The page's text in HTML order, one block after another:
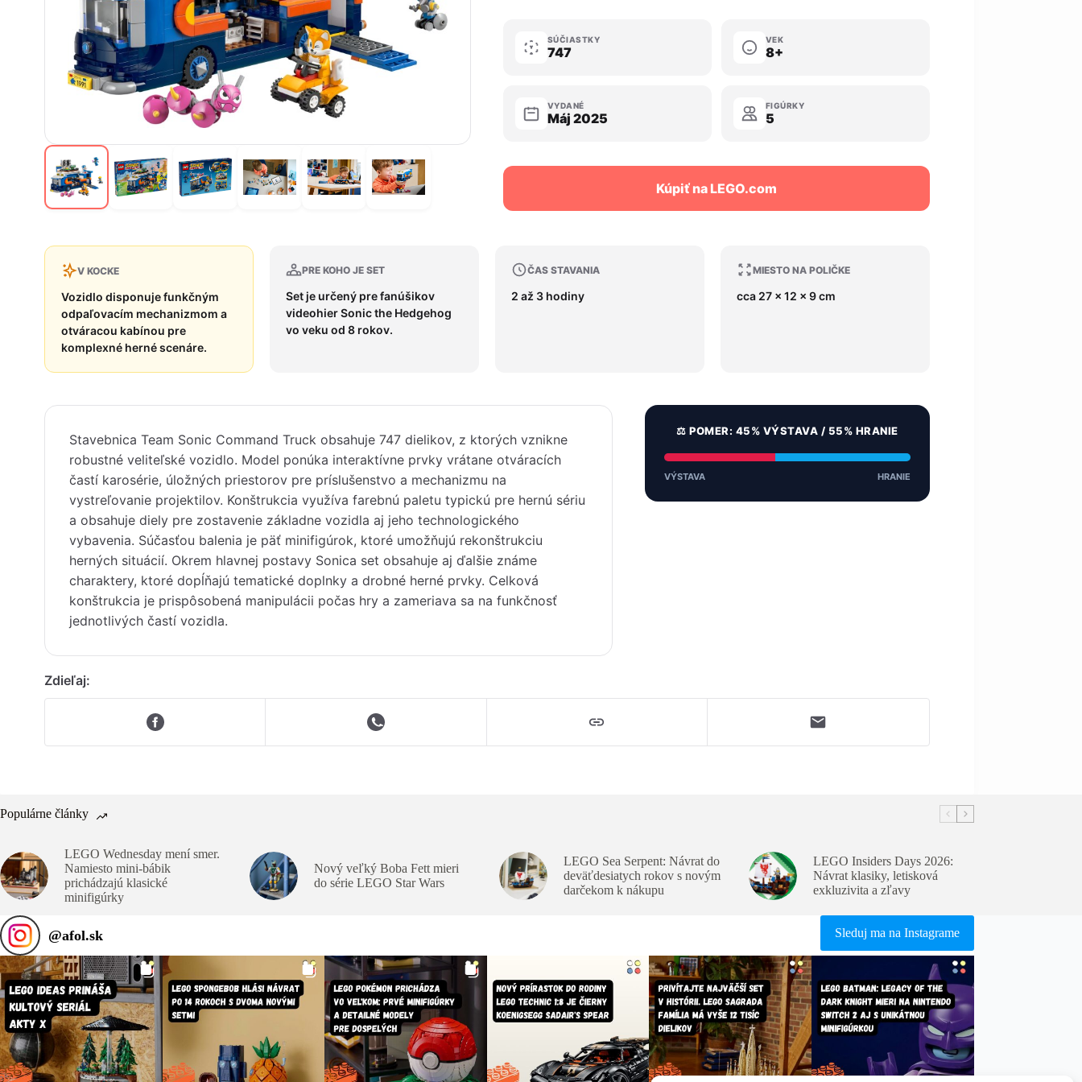
SÚČIASTKY
747
VEK
8+
VYDANÉ
Máj 2025
FIGÚRKY
5
Kúpiť na LEGO.com
V KOCKE
Vozidlo disponuje funkčným
odpaľovacím mechanizmom a
otváracou kabínou pre
komplexné herné scenáre.
PRE KOHO JE SET
Set je určený pre fanúšikov
videohier Sonic the Hedgehog
vo veku od 8 rokov.
ČAS STAVANIA
2 až 3 hodiny
MIESTO NA POLIČKE
cca 27 x 12 x 9 cm
Stavebnica Team Sonic Command Truck obsahuje 747 dielikov, z ktorých vznikne
robustné veliteľské vozidlo. Model ponúka interaktívne prvky vrátane otváracích
častí karosérie, úložných priestorov pre príslušenstvo a mechanizmu na
vystreľovanie projektilov. Konštrukcia využíva farebnú paletu typickú pre hernú sériu
a obsahuje diely pre zostavenie základne vozidla aj jeho technologického
vybavenia. Súčasťou balenia je päť minifigúrok, ktoré umožňujú rekonštrukciu
herných situácií. Okrem hlavnej postavy Sonica set obsahuje aj ďalšie známe
charaktery, ktoré dopĺňajú tematické doplnky a drobné herné prvky. Celková
konštrukcia je prispôsobená manipulácii počas hry a zameriava sa na funkčnosť
jednotlivých častí vozidla.
⚖️ POMER: 45% VÝSTAVA / 55% HRANIE
VÝSTAVA HRANIE
Zdieľaj:
Populárne články
LEGO Wednesday mení smer.
Namiesto mini-bábik
prichádzajú klasické
minifigúrky
Nový veľký Boba Fett mieri
do série LEGO Star Wars
LEGO Sea Serpent: Návrat do
deväťdesiatych rokov s novým
darčekom k nákupu
LEGO Insiders Days 2026:
Návrat klasiky, letisková
exkluzivita a zľavy
@afol.sk Sleduj ma na Instagrame